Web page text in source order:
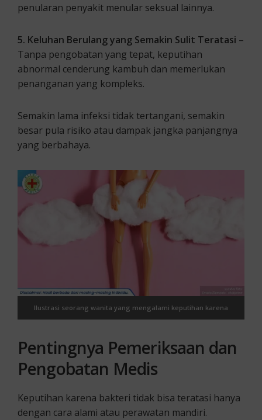
penularan penyakit menular seksual lainnya.
5. Keluhan Berulang yang Semakin Sulit Teratasi –
Tanpa pengobatan yang tepat, keputihan
abnormal cenderung kambuh dan memerlukan
penanganan yang kompleks.
Semakin lama infeksi tidak tertangani, semakin
besar pula risiko atau dampak jangka panjangnya
yang berbahaya.
Ilustrasi seorang wanita yang mengalami keputihan karena
Pentingnya Pemeriksaan dan
Pengobatan Medis
Keputihan karena bakteri tidak bisa teratasi hanya
dengan cara alami atau perawatan mandiri.